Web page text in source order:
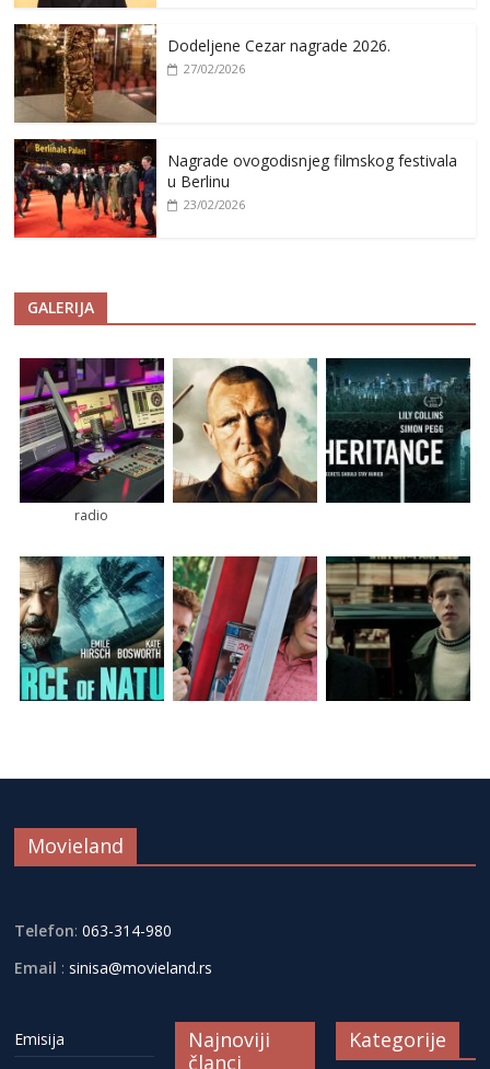
Dodeljene Cezar nagrade 2026.
27/02/2026
Nagrade ovogodisnjeg filmskog festivala
u Berlinu
23/02/2026
GALERIJA
radio
Movieland
Telefon: 063-314-980
Email : sinisa@movieland.rs
Emisija
Najnoviji
članci
Kategorije